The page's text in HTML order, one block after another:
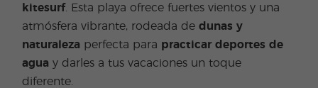
kitesurf. Esta playa ofrece fuertes vientos y una
atmósfera vibrante, rodeada dedunas y
naturaleza perfecta para practicar deportes de
agua y darles a tus vacaciones un toque
diferente.